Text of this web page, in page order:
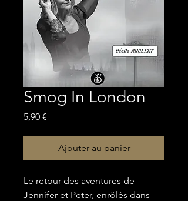
Smog In London
5,90 €
Ajouter au panier
Le retour des aventures de
Jennifer et Peter, enrôlés dans